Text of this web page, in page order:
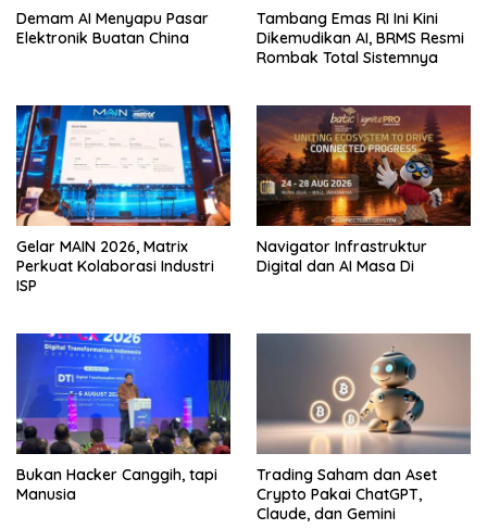
Demam AI Menyapu Pasar
Elektronik Buatan China
Tambang Emas RI Ini Kini
Dikemudikan AI, BRMS Resmi
Rombak Total Sistemnya
Gelar MAIN 2026, Matrix
Perkuat Kolaborasi Industri
ISP
Navigator Infrastruktur
Digital dan AI Masa Di
Bukan Hacker Canggih, tapi
Manusia
Trading Saham dan Aset
Crypto Pakai ChatGPT,
Claude, dan Gemini